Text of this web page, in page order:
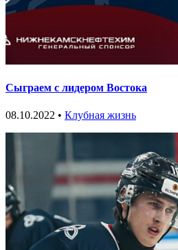
Сыграем с лидером Востока
08.10.2022 • Клубная жизнь